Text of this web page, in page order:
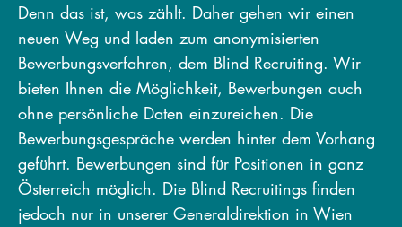
Denn das ist, was zählt. Daher gehen wir einen
neuen Weg und laden zum anonymisierten
Bewerbungsverfahren, dem Blind Recruiting. Wir
bieten Ihnen die Möglichkeit, Bewerbungen auch
ohne persönliche Daten einzureichen. Die
Bewerbungsgespräche werden hinter dem Vorhang
geführt. Bewerbungen sind für Positionen in ganz
Österreich möglich. Die Blind Recruitings finden
jedoch nur in unserer Generaldirektion in Wien